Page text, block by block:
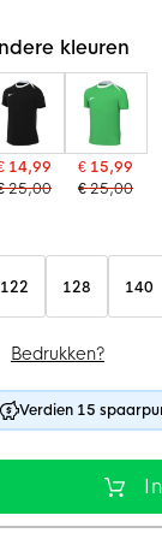
kleuren
14,99
25,00
€ 15,99
€ 25,00
122 128 140
Bedrukken?
Verdien 15